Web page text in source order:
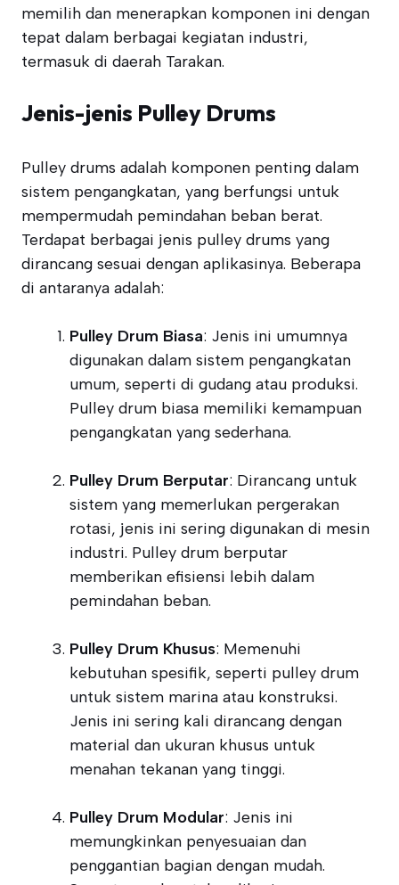
memilih dan menerapkan komponen ini dengan
tepat dalam berbagai kegiatan industri,
termasuk di daerah Tarakan.
Jenis-jenis Pulley Drums
Pulley drums adalah komponen penting dalam
sistem pengangkatan, yang berfungsi untuk
mempermudah pemindahan beban berat.
Terdapat berbagai jenis pulley drums yang
dirancang sesuai dengan aplikasinya. Beberapa
di antaranya adalah:
Pulley Drum Biasa: Jenis ini umumnya
digunakan dalam sistem pengangkatan
umum, seperti di gudang atau produksi.
Pulley drum biasa memiliki kemampuan
pengangkatan yang sederhana.
Pulley Drum Berputar: Dirancang untuk
sistem yang memerlukan pergerakan
rotasi, jenis ini sering digunakan di mesin
industri. Pulley drum berputar
memberikan efisiensi lebih dalam
pemindahan beban.
Pulley Drum Khusus: Memenuhi
kebutuhan spesifik, seperti pulley drum
untuk sistem marina atau konstruksi.
Jenis ini sering kali dirancang dengan
material dan ukuran khusus untuk
menahan tekanan yang tinggi.
Pulley Drum Modular: Jenis ini
memungkinkan penyesuaian dan
penggantian bagian dengan mudah.